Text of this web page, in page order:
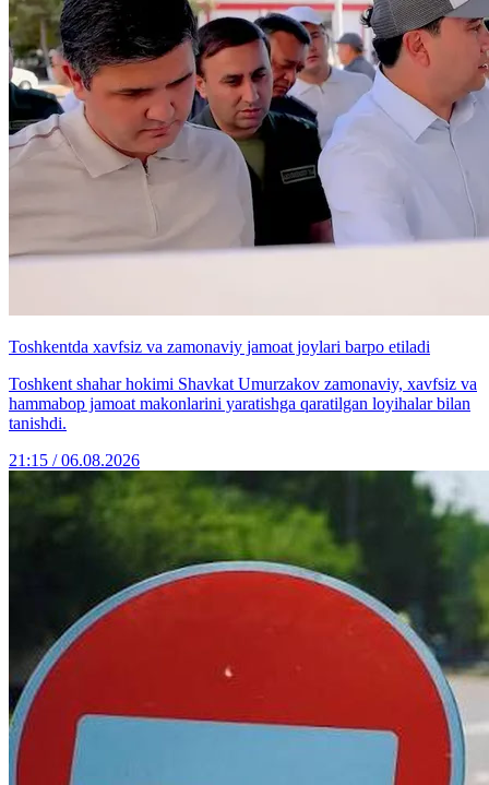
Toshkentda xavfsiz va zamonaviy jamoat joylari barpo etiladi
Toshkent shahar hokimi Shavkat Umurzakov zamonaviy, xavfsiz va
hammabop jamoat makonlarini yaratishga qaratilgan loyihalar bilan
tanishdi.
21:15 / 06.08.2026